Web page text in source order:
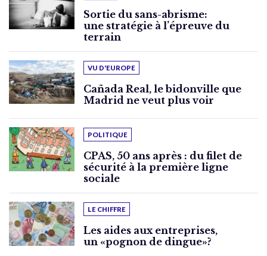
Sortie du sans-abrisme:
une stratégie à l’épreuve du
terrain
VU D'EUROPE
Cañada Real, le bidonville que
Madrid ne veut plus voir
POLITIQUE
CPAS, 50 ans après : du filet de
sécurité à la première ligne
sociale
LE CHIFFRE
Les aides aux entreprises,
un «pognon de dingue»?